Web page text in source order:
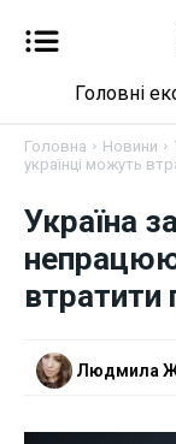
Новини
Бізнес
Головні
Головна Новини
українці можуть
Україна
втратити
Людмила